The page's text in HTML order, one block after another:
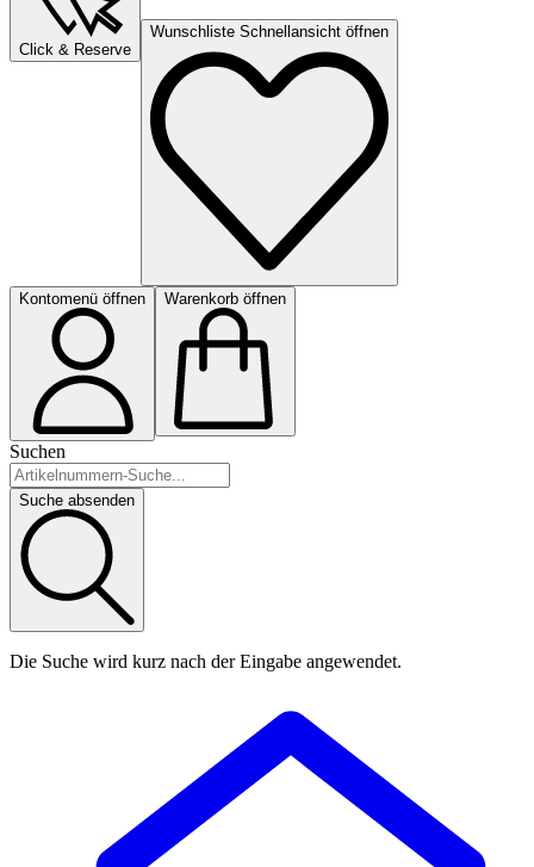
Click & Reserve
Wunschliste Schnellansicht öffnen
Kontomenü öffnen Warenkorb öffnen
Suchen
Suche absenden
Die Suche wird kurz nach der Eingabe angewendet.